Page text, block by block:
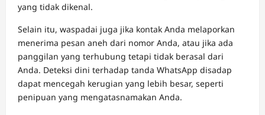
yang tidak dikenal.
Selain itu, waspadai juga jika kontak Anda melaporkan
menerima pesan aneh dari nomor Anda, atau jika ada
panggilan yang terhubung tetapi tidak berasal dari
Anda. Deteksi dini terhadap tanda WhatsApp disadap
dapat mencegah kerugian yang lebih besar, seperti
penipuan yang mengatasnamakan Anda.